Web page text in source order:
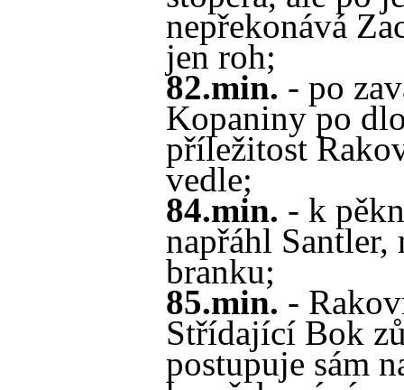
nepřekonává
jen roh;
82.min. - po
Kopaniny po
příležitost
vedle;
84.min. - k
napřáhl
branku;
85.min. -
Střídající Bok
postupuje sám